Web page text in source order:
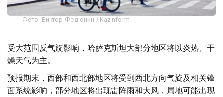
Фото: Виктор Федюнин / Kazinform
受大范围反气旋影响，哈萨克斯坦大部分地区将以炎热、干
燥天气为主。
预报期末，西部和西北部地区将受到西北方向气旋及相关锋
面系统影响，部分地区将出现雷阵雨和大风，局地可能出现